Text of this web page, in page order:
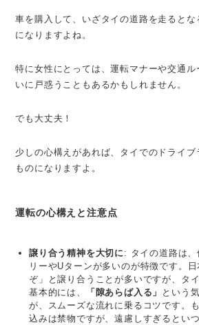
車を購入して、いざタイの道路を走ると
になりますよね。
特に女性にとっては、運転マナーや交通ル
いに戸惑うこともあるかもしれません。
でも大丈夫！
少しの心構えがあれば、タイでのドライ
ものになりますよ。
運転の心構えと注意点
譲り合う精神を大切に : タイの道路は、
リーやUターンが多いのが特徴です。
ぞ」と譲り合うことが多いですが、タ
基本的には、
「隙あらば入る」
という
が、スムーズな流れに乗るコツです。
込みは禁物ですが、遠慮しすぎるとい